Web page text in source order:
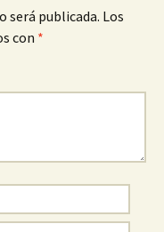
será publicada. Los
con *